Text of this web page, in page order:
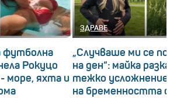
футболна
Рокуцо
море, яхта и
ЗДРАВЕ
„Случваше ми се по
на ден“: майка
тежко усложнение
на бременността си